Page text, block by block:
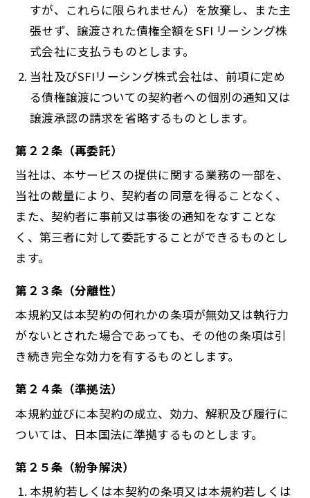
すが、これらに限られません）を放棄し、また主
張せず、譲渡された債権全額をSFI リーシング株
式会社に支払うものとします。
当社及びSFIリーシング株式会社は、前項に定め
る債権譲渡についての契約者への個別の通知又は
譲渡承認の請求を省略するものとします。
第２２条（再委託）
当社は、本サービスの提供に関する業務の一部を、
当社の裁量により、契約者の同意を得ることなく、
また、契約者に事前又は事後の通知をなすことな
く、第三者に対して委託することができるものとし
ます。
第２３条（分離性）
本規約又は本契約の何れかの条項が無効又は執行力
がないとされた場合であっても、その他の条項は引
き続き完全な効力を有するものとします。
第２４条（準拠法）
本規約並びに本契約の成立、効力、解釈及び履行に
ついては、日本国法に準拠するものとします。
第２５条（紛争解決）
本規約若しくは本契約の条項又は本規約若しくは